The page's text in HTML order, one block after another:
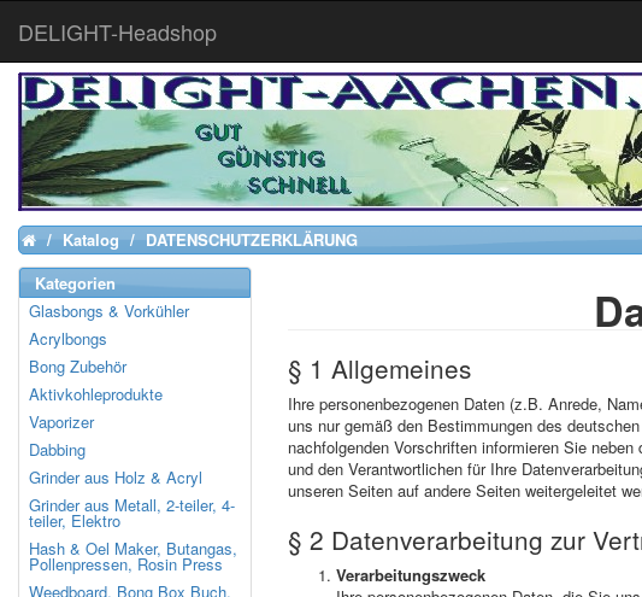
HomeKatalog DATENSCHUTZERKLÄRUNG
§ 1 Allgemeines
Ihre personenbezogenen Daten (z.B. Anrede,
uns nur gemäß den Bestimmungen des
nachfolgenden Vorschriften informieren Sie
und den Verantwortlichen für Ihre
unseren Seiten auf andere Seiten weitergeleitet
§ 2 Datenverarbeitung zur
Verarbeitungszweck
Kategorien
Glasbongs & Vorkühler
Acrylbongs
Bong Zubehör
Aktivkohleprodukte
Vaporizer
Dabbing
Grinder aus Holz & Acryl
Grinder aus Metall, 2-teiler, 4-
teiler, Elektro
Hash & Oel Maker, Butangas,
Pollenpressen, Rosin Press
Weedboard, Bong Box Buch,
DELIGHT-Headshop